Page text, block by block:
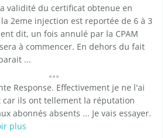
validité du certificat obtenue en
2eme injection est reportée de 6 à 3
dit, un fois annulé par la CPAM
à commencer. En dehors du fait
...
Response. Effectivement je ne l'ai
car ils ont tellement la réputation
abonnés absents ... Je vais essayer.
plus